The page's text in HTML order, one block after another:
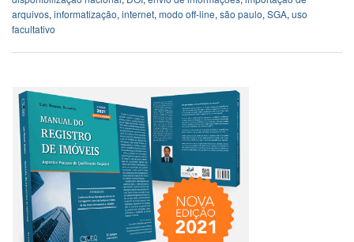
arquivos, informatização, internet, modo off-line, são paulo, SGA, uso
facultativo